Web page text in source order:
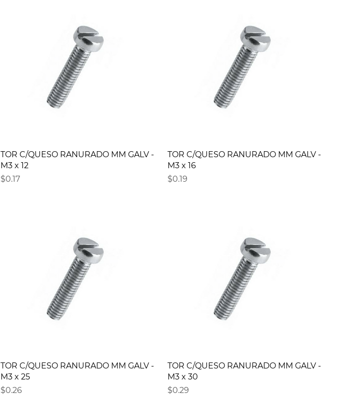
TOR C/QUESO RANURADO MM GALV -
M3 x 12
Precio
$0.17
TOR C/QUESO RANURADO MM GALV -
M3 x 16
Precio
$0.19
TOR C/QUESO RANURADO MM GALV -
M3 x 25
Precio
$0.26
TOR C/QUESO RANURADO MM GALV -
M3 x 30
Precio
$0.29